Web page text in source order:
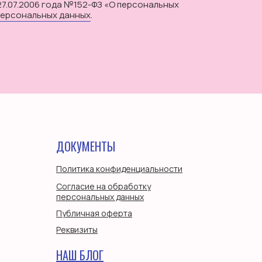
года №152-ФЗ «О персональных
данных.
НАШ БЛОГ
Публичная оферта
Согласие на обработку
персональных данных
Политика конфиденциальности
ДОКУМЕНТЫ
Реквизиты